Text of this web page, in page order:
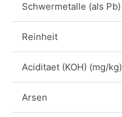
Schwermetalle (als Pb)
Reinheit
Aciditaet (KOH) (mg/kg)
Arsen